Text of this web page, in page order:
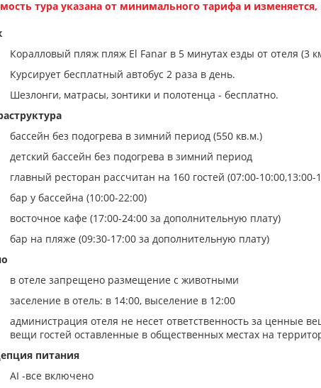
тура указана от минимального тарифа и
Коралловый пляж пляж El Fanar в 5 минутах езды от отеля (3
Курсирует бесплатный автобус 2 раза в день.
Шезлонги, матрасы, зонтики и полотенца - бесплатно.
бассейн без подогрева в зимний период (550 кв.м.)
детский бассейн без подогрева в зимний период
главный ресторан рассчитан на 160 гостей (07:00-10:00,13:00-
бар у бассейна (10:00-22:00)
восточное кафе (17:00-24:00 за дополнительную плату)
бар на пляже (09:30-17:00 за дополнительную плату)
в отеле запрещено размещение с животными
заселение в отель: в 14:00, выселение в 12:00
администрация отеля не несет ответственность за ценные
вещи гостей оставленные в общественных местах на
питания
AI -все включено